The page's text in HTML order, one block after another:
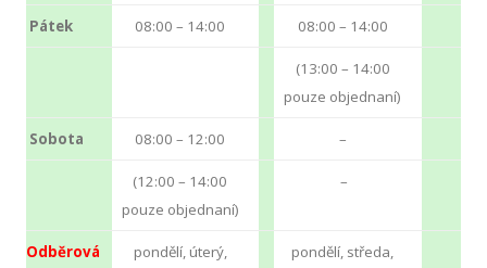
Pátek 08:00 – 14:00 08:00 – 14:00
(13:00 – 14:00
pouze objednaní)
Sobota 08:00 – 12:00 –
(12:00 – 14:00
pouze objednaní)
–
Odběrová
pondělí, úterý,
pondělí, středa,